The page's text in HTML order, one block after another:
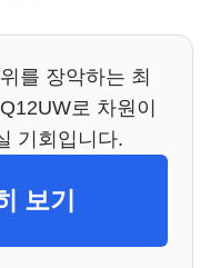
를 장악하는 최
로 차원이
기회입니다.
보기